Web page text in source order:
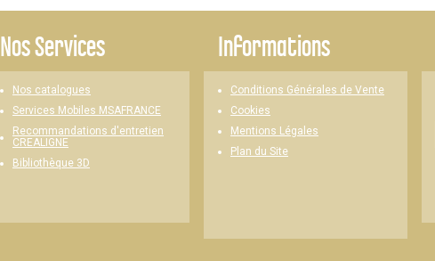
Nos Services
Nos catalogues
Services Mobiles MSAFRANCE
Recommandations d'entretien
CREALIGNE
Bibliothèque 3D
Informations
Conditions Générales de Vente
Cookies
Mentions Légales
Plan du Site